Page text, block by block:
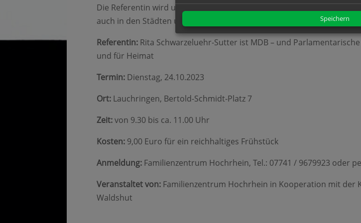
Die Referentin wird uns einen Einblick gewähren über Ihre
auch in den Städten und Gemeinden.
Referentin: Rita Schwarzeluehr-Sutter ist MDB – und
und für Heimat
Termin: Dienstag, 24.10.2023
Ort: Lauchringen, Bertold-Schmidt-Platz 7
Zeit:von 9.30 bis ca. 11.00 Uhr
Kosten: 9,00 Euro für ein reichhaltiges Frühstück
Anmeldung: Familienzentrum Hochrhein, Tel.: 07741 / 9679923 oder
Veranstaltet von: Familienzentrum Hochrhein in Kooperation mit der
Waldshut
Speichern